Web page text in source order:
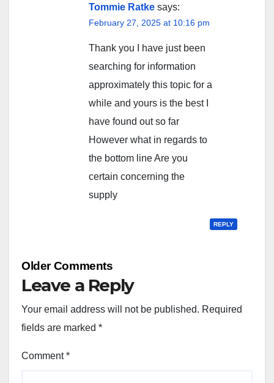
Tommie Ratke says:
February 27, 2025 at 10:16 pm
Thank you I have just been
searching for information
approximately this topic for a
while and yours is the best I
have found out so far
However what in regards to
the bottom line Are you
certain concerning the
supply
REPLY
Comment
Older Comments
Leave a Reply
Your email address will not be published. Required
fields are marked *
Comment*